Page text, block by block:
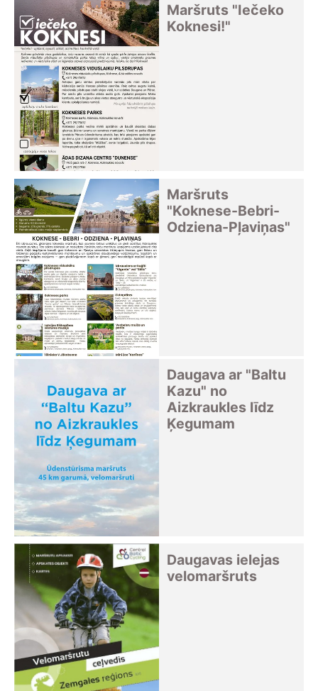
Maršruts "Iečeko
Koknesi!"
Maršruts
"Koknese-Bebri-
Odziena-Pļaviņas"
Daugava ar "Baltu
Kazu" no
Aizkraukles līdz
Ķegumam
Daugavas ielejas
velomaršruts